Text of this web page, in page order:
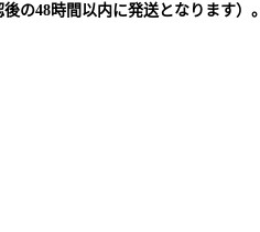
の48時間以内に発送となります）。